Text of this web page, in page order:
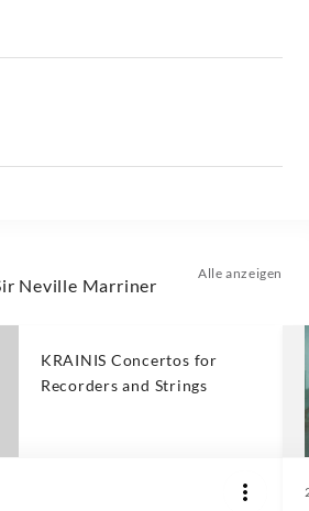
Neville Marriner
Alle anzeigen
KRAINIS Concertos for
Recorders and Strings